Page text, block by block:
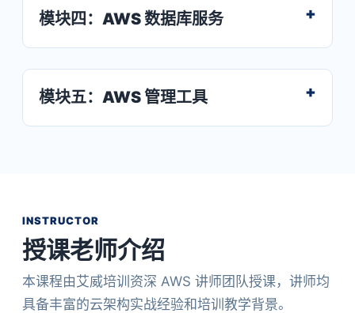
模块四：AWS 数据库服务
模块五：AWS 管理工具
INSTRUCTOR
授课老师介绍
本课程由艾威培训资深 AWS 讲师团队授课，讲师均
具备丰富的云架构实战经验和培训教学背景。